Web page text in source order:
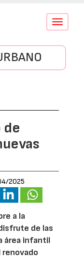
Conmutar
de
2025
a la
de las
área infantil
renovado